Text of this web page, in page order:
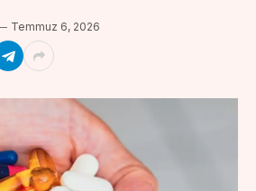
Temmuz 6, 2026